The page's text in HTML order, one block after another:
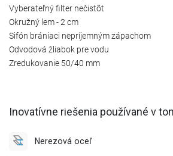
Vyberateľný filter nečistôt
Okružný lem - 2 cm
Sifón brániaci nepríjemným zápachom
Odvodová žliabok pre vodu
Zredukovanie 50/40 mm
Inovatívne riešenia používané v
Nerezová oceľ